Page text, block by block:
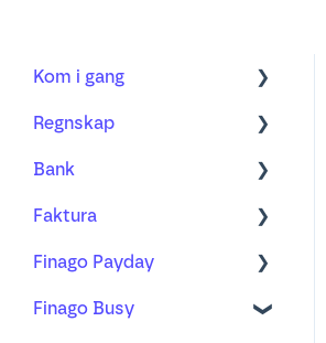
Kom i gang
Regnskap
Fakturering
Bank
Prosjekt
Lønn
Regnskap
Kom i gang med ny
mobilappen
Bank
Bankintegrasjon og
Faktura
Ordre
Faktura
Finago Payday
Ansatte, arbeidsforhold
Finago Busy